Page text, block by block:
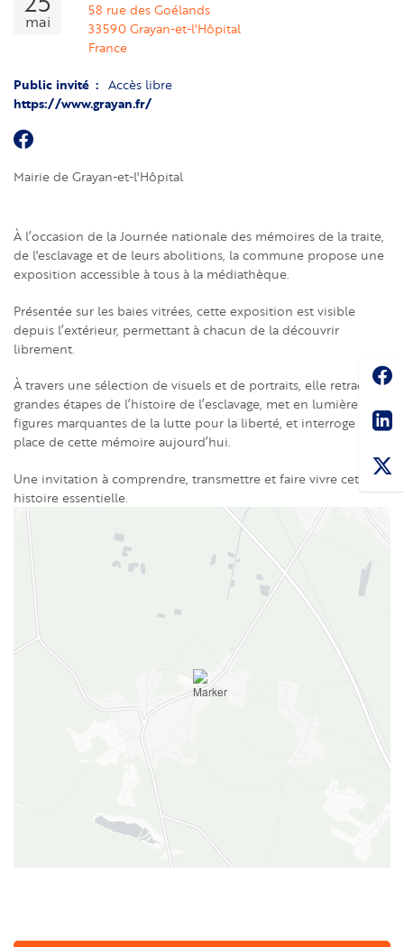
mai
58 rue des Goélands
33590 Grayan-et-l'Hôpital
France
Public invité Accès libre
https://www.grayan.fr/
Mairie de Grayan-et-l'Hôpital
À l’occasion de la Journée nationale des mémoires de la traite,
de l'esclavage et de leurs abolitions, la commune propose une
exposition accessible à tous à la médiathèque.
Présentée sur les baies vitrées, cette exposition est visible
depuis l’extérieur, permettant à chacun de la découvrir
librement.
À travers une sélection de visuels et de portraits, elle retrace les
grandes étapes de l’histoire de l’esclavage, met en lumière des
figures marquantes de la lutte pour la liberté, et interroge la
place de cette mémoire aujourd’hui.
Une invitation à comprendre, transmettre et faire vivre cette
histoire essentielle.